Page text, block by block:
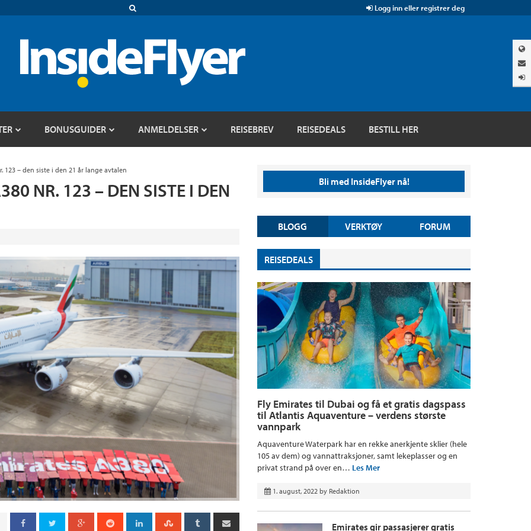
Logg inn eller registrer deg
BONUSGUIDER ANMELDELSER REISEBREV REISEDEALS BESTILL HER
123 – den siste i den 21 år lange avtalen
NR. 123 – DEN SISTE I DEN Bli med InsideFlyer nå!
BLOGG VERKTØY FORUM
REISEDEALS
Fly Emirates til Dubai og få et gratis dagspass
til Atlantis Aquaventure – verdens største
vannpark
Aquaventure Waterpark har en rekke anerkjente sklier (hele
105 av dem) og vannattraksjoner, samt lekeplasser og en
privat strand på over en… Les Mer
1. august, 2022 by Redaktion
Emirates gir passasjerer gratis